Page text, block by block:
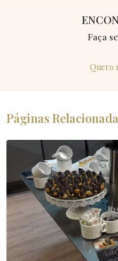
Faça
Quero
Páginas